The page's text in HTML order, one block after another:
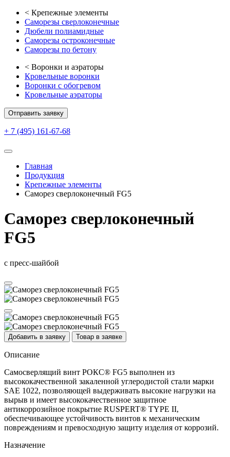
< Крепежные элементы
Саморезы сверлоконечные
Дюбели полиамидные
Саморезы остроконечные
Саморезы по бетону
< Воронки и аэраторы
Кровельные воронки
Воронки с обогревом
Кровельные аэраторы
Отправить заявку
+ 7 (495) 161-67-68
Главная
Продукция
Крепежные элементы
Саморез сверлоконечный FG5
Саморез сверлоконечный
FG5
с пресс-шайбой
Добавить в заявку Товар в заявке
Описание
Самосверлящий винт РОКС® FG5 выполнен из
высококачественной закаленной углеродистой стали марки
SAE 1022, позволяющей выдерживать высокие нагрузки на
вырыв и имеет высококачественное защитное
антикоррозийное покрытие RUSPERT® TYPE II,
обеспечивающее устойчивость винтов к механическим
повреждениям и превосходную защиту изделия от коррозий.
Назначение